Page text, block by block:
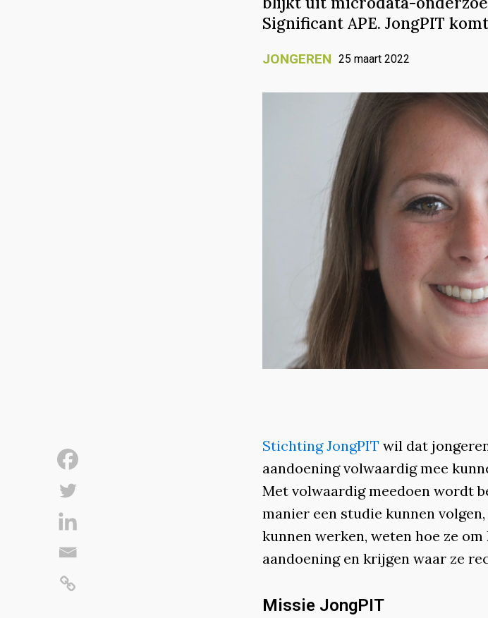
Significant APE. JongPIT
JONGEREN 25 maart 2022
Stichting JongPIT wil dat
aandoening volwaardig mee
Met volwaardig meedoen wordt
manier een studie kunnen
kunnen werken, weten hoe ze
aandoening en krijgen waar ze
Missie JongPIT